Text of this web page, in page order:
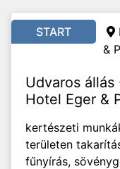
START
&
Udvaros állás
Hotel Eger &
kertészeti
területen
fűnyírás,